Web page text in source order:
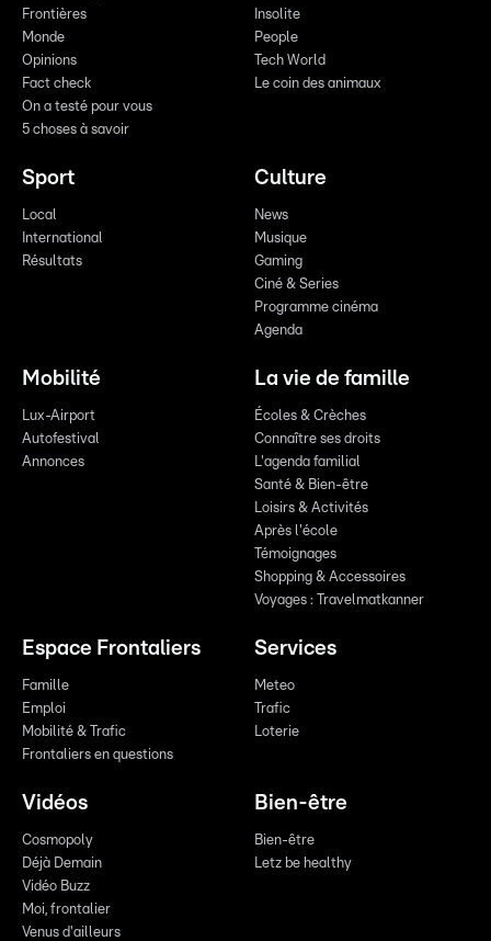
Frontières
Monde
Opinions
Fact check
On a testé pour vous
5 choses à savoir
Insolite
People
Tech World
Le coin des animaux
Sport
Local
International
Résultats
Culture
News
Musique
Gaming
Ciné & Series
Programme cinéma
Agenda
Mobilité
Lux-Airport
Autofestival
Annonces
La vie de famille
Écoles & Crèches
Connaître ses droits
L'agenda familial
Santé & Bien-être
Loisirs & Activités
Après l'école
Témoignages
Shopping & Accessoires
Voyages : Travelmatkanner
Espace Frontaliers
Famille
Emploi
Mobilité & Trafic
Frontaliers en questions
Services
Meteo
Trafic
Loterie
Vidéos
Cosmopoly
Déjà Demain
Vidéo Buzz
Moi, frontalier
Venus d'ailleurs
Bien-être
Bien-être
Letz be healthy